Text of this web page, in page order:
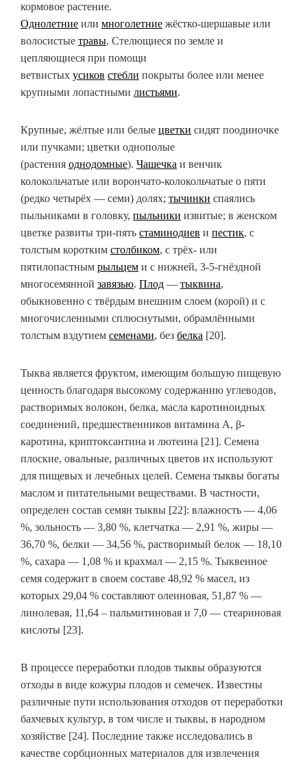
кормовое растение.
Однолетние или многолетние жёстко-шершавые или
волосистые травы. Стелющиеся по земле и
цепляющиеся при помощи
ветвистых усиков стебли покрыты более или менее
крупными лопастными листьями.
Крупные, жёлтые или белые цветки сидят поодиночке
или пучками; цветки однополые
(растения однодомные). Чашечка и венчик
колокольчатые или ворончато-колокольчатые о пяти
(редко четырёх — семи) долях; тычинки спаялись
пыльниками в головку, пыльники извитые; в женском
цветке развиты три-пять стаминодиев и пестик, с
толстым коротким столбиком, с трёх- или
пятилопастным рыльцем и с нижней, 3-5-гнёздной
многосемянной завязью. Плод — тыквина,
обыкновенно с твёрдым внешним слоем (корой) и с
многочисленными сплюснутыми, обрамлёнными
толстым вздутием семенами, без белка [20].
Тыква является фруктом, имеющим большую пищевую
ценность благодаря высокому содержанию углеводов,
растворимых волокон, белка, масла каротиноидных
соединений, предшественников витамина А, β-
каротина, криптоксантина и лютеина [21]. Семена
плоские, овальные, различных цветов их используют
для пищевых и лечебных целей. Семена тыквы богаты
маслом и питательными веществами. В частности,
определен состав семян тыквы [22]: влажность — 4,06
%, зольность — 3,80 %, клетчатка — 2,91 %, жиры —
36,70 %, белки — 34,56 %, растворимый белок — 18,10
%, сахара — 1,08 % и крахмал — 2,15 %. Тыквенное
семя содержит в своем составе 48,92 % масел, из
которых 29,04 % составляют олеиновая, 51,87 % —
линолевая, 11,64 – пальмитиновая и 7,0 — стеариновая
кислоты [23].
В процессе переработки плодов тыквы образуются
отходы в виде кожуры плодов и семечек. Известны
различные пути использования отходов от переработки
бахчевых культур, в том числе и тыквы, в народном
хозяйстве [24]. Последние также исследовались в
качестве сорбционных материалов для извлечения